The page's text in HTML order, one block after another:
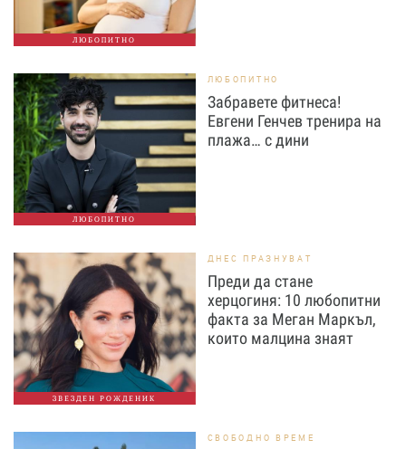
ЛЮБОПИТНО
ЛЮБОПИТНО
ЛЮБОПИТНО
Забравете фитнеса!
Евгени Генчев тренира на
плажа… с дини
ЗВЕЗДЕН РОЖДЕНИК
ДНЕС ПРАЗНУВАТ
Преди да стане
херцогиня: 10 любопитни
факта за Меган Маркъл,
които малцина знаят
СВОБОДНО ВРЕМЕ